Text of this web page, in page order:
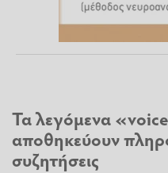
Τα λεγόμενα
αποθηκεύουν
συζητήσεις